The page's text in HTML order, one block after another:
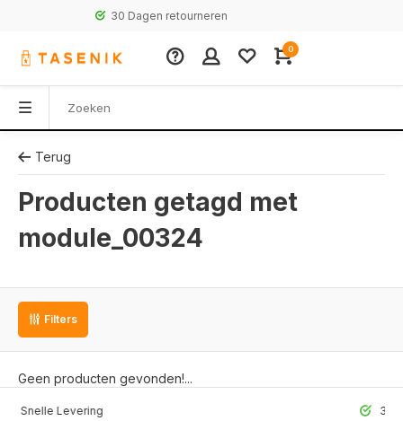
30 Dagen retourneren
0
Terug
Producten getagd met
module_00324
Filters
Geen producten gevonden!...
Levering 30 Dagen